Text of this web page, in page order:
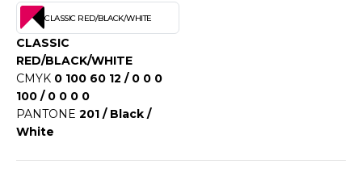
- BLOUSON
SERIE
CLASSIC RED/BLACK/WHITE
CLASSIC
RED/BLACK/WHITE
CMYK 0 100 60 12 / 0 0 0
100 / 0 0 0 0
PANTONE 201 / Black /
White